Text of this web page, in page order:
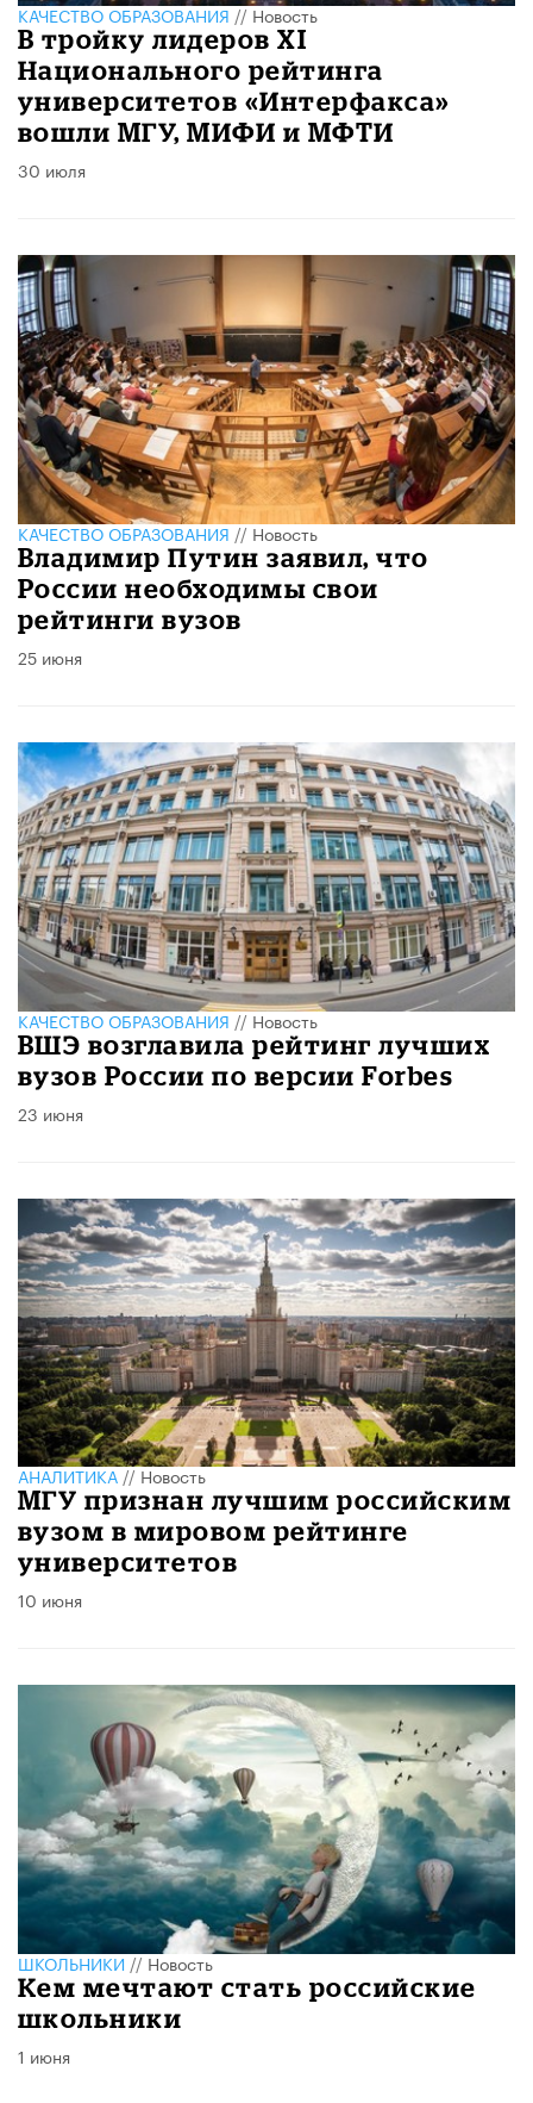
КАЧЕСТВО ОБРАЗОВАНИЯ//Новость
В тройку лидеров XI
Национального рейтинга
университетов «Интерфакса»
вошли МГУ, МИФИ и МФТИ
30 июля
КАЧЕСТВО ОБРАЗОВАНИЯ//Новость
Владимир Путин заявил, что
России необходимы свои
рейтинги вузов
25 июня
КАЧЕСТВО ОБРАЗОВАНИЯ//Новость
ВШЭ возглавила рейтинг лучших
вузов России по версии Forbes
23 июня
АНАЛИТИКА//Новость
МГУ признан лучшим российским
вузом в мировом рейтинге
университетов
10 июня
ШКОЛЬНИКИ//Новость
Кем мечтают стать российские
школьники
1 июня